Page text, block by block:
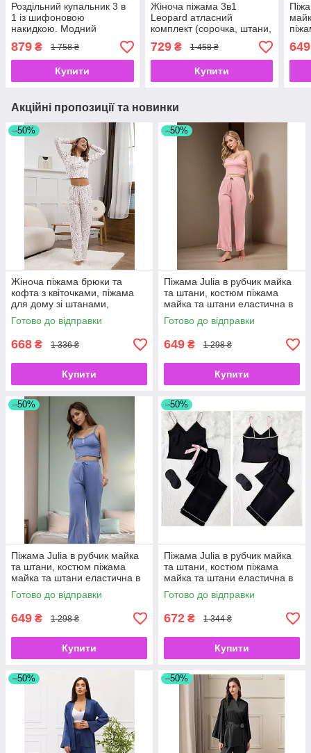
Роздільний купальник 3 в
1 із шифоновою
накидкою. Модний
купальник 3 в 1
роздільний із
комбінезоном, чорний S
879 ₴ 1 758 ₴
Купити
Жіноча піжама 3в1
Leopard атласний
комплект (сорочка, штани,
шорти) з леопардовим
принтом M
729₴ 1 458 ₴
Купити
649
Акційні пропозиції та новинки
–50%
Жіноча піжама брюки та
кофта з квіточками, піжама
для дому зі штанами,
рожево-білий, розмір S
Готово до відправки
668 ₴ 1 336 ₴
Купити
–50%
Піжама Julia в рубчик майка
та штани, костюм піжама
майка та штани еластична в
рубчик, Рожевий S
Готово до відправки
649 ₴ 1 298 ₴
Купити
–50%
Піжама Julia в рубчик майка
та штани, костюм піжама
майка та штани еластична в
рубчик, блакитний S
Готово до відправки
649 ₴ 1 298 ₴
Купити
–50%
Піжама Julia в рубчик майка
та штани, костюм піжама
майка та штани еластична в
рубчик, Рожевий S
Готово до відправки
672 ₴ 1 344 ₴
Купити
–50% –50%